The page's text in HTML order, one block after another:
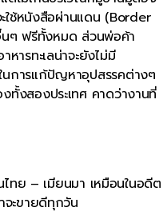
ใช้หนังสือผ่านแดน (Border
นๆ ฟรีทั้งหมด ส่วนพ่อค้า
ารทะเลน่าจะยังไม่มี
นการแก้ปัญหาอุปสรรคต่างๆ
ทั้งสองประเทศ คาดว่างานที่
ทย – เมียนมา เหมือนในอดีต
จะขายดีทุกวัน